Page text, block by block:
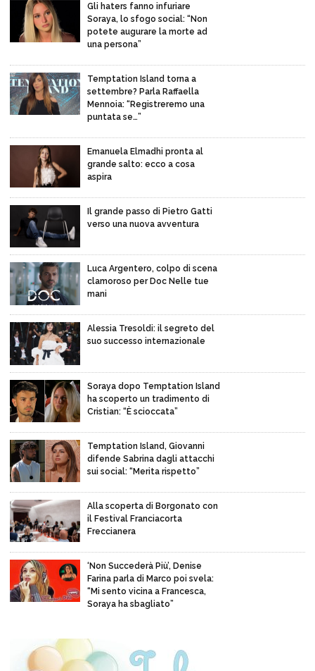
Gli haters fanno infuriare
Soraya, lo sfogo social: “Non
potete augurare la morte ad
una persona”
Temptation Island torna a
settembre? Parla Raffaella
Mennoia: “Registreremo una
puntata se…”
Emanuela Elmadhi pronta al
grande salto: ecco a cosa
aspira
Il grande passo di Pietro Gatti
verso una nuova avventura
Luca Argentero, colpo di scena
clamoroso per Doc Nelle tue
mani
Alessia Tresoldi: il segreto del
suo successo internazionale
Soraya dopo Temptation Island
ha scoperto un tradimento di
Cristian: “È scioccata”
Temptation Island, Giovanni
difende Sabrina dagli attacchi
sui social: “Merita rispetto”
Alla scoperta di Borgonato con
il Festival Franciacorta
Freccianera
‘Non Succederà Più’, Denise
Farina parla di Marco poi svela:
“Mi sento vicina a Francesca,
Soraya ha sbagliato”